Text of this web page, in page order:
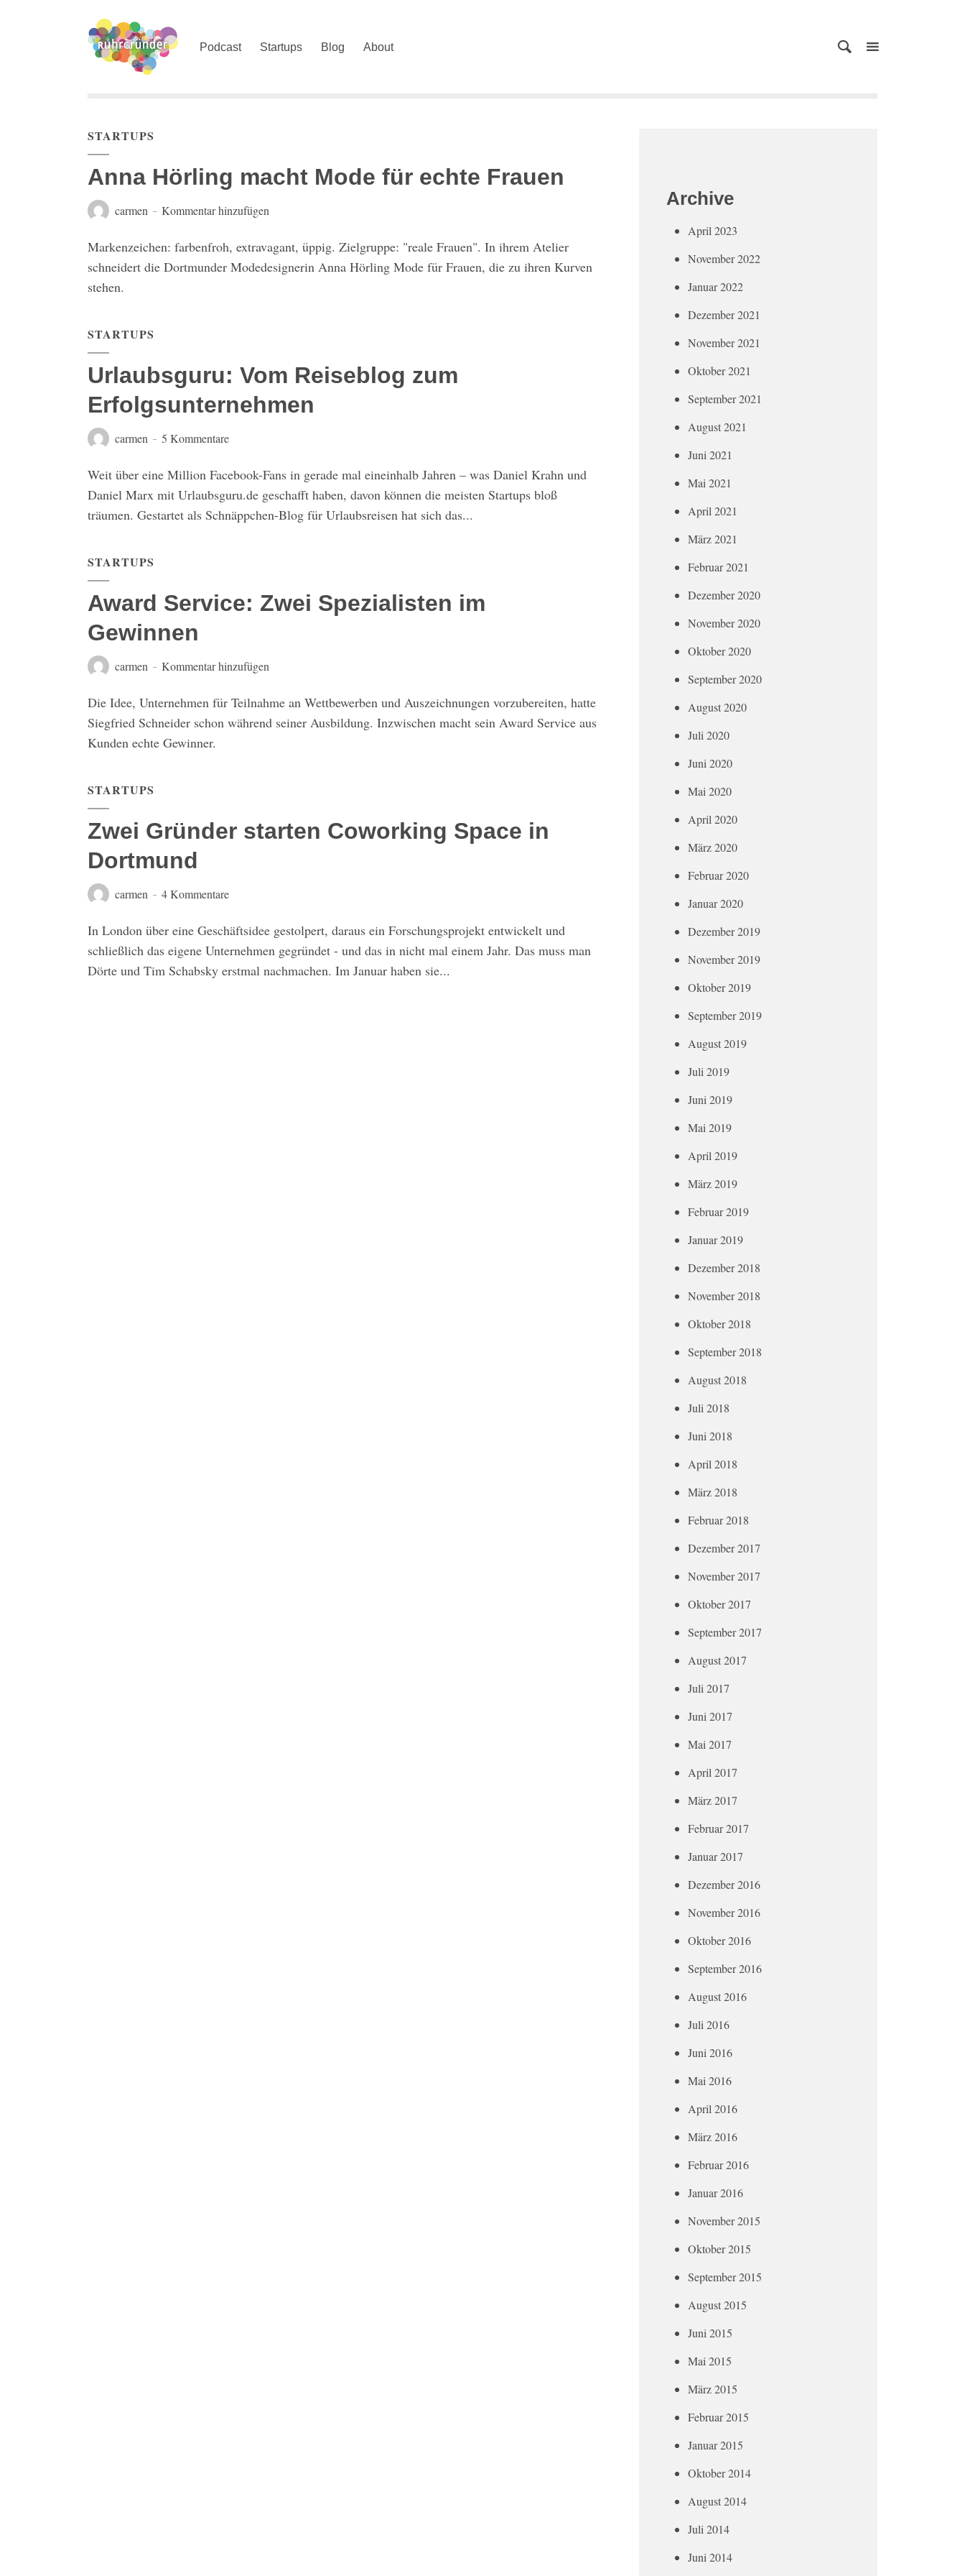
Podcast Startups Blog About
STARTUPS
Anna Hörling macht Mode für echte Frauen
carmen Kommentar hinzufügen
Markenzeichen: farbenfroh, extravagant, üppig. Zielgruppe: "reale Frauen". In ihrem Atelier
schneidert die Dortmunder Modedesignerin Anna Hörling Mode für Frauen, die zu ihren Kurven
stehen.
STARTUPS
Urlaubsguru: Vom Reiseblog zum
Erfolgsunternehmen
carmen 5 Kommentare
Weit über eine Million Facebook-Fans in gerade mal eineinhalb Jahren – was Daniel Krahn und
Daniel Marx mit Urlaubsguru.de geschafft haben, davon können die meisten Startups bloß
träumen. Gestartet als Schnäppchen-Blog für Urlaubsreisen hat sich das...
STARTUPS
Award Service: Zwei Spezialisten im
Gewinnen
carmen Kommentar hinzufügen
Die Idee, Unternehmen für Teilnahme an Wettbewerben und Auszeichnungen vorzubereiten, hatte
Siegfried Schneider schon während seiner Ausbildung. Inzwischen macht sein Award Service aus
Kunden echte Gewinner.
STARTUPS
Zwei Gründer starten Coworking Space in
Dortmund
carmen 4 Kommentare
In London über eine Geschäftsidee gestolpert, daraus ein Forschungsprojekt entwickelt und
schließlich das eigene Unternehmen gegründet - und das in nicht mal einem Jahr. Das muss man
Dörte und Tim Schabsky erstmal nachmachen. Im Januar haben sie...
Archive
April 2023
November 2022
Januar 2022
Dezember 2021
November 2021
Oktober 2021
September 2021
August 2021
Juni 2021
Mai 2021
April 2021
März 2021
Februar 2021
Dezember 2020
November 2020
Oktober 2020
September 2020
August 2020
Juli 2020
Juni 2020
Mai 2020
April 2020
März 2020
Februar 2020
Januar 2020
Dezember 2019
November 2019
Oktober 2019
September 2019
August 2019
Juli 2019
Juni 2019
Mai 2019
April 2019
März 2019
Februar 2019
Januar 2019
Dezember 2018
November 2018
Oktober 2018
September 2018
August 2018
Juli 2018
Juni 2018
April 2018
März 2018
Februar 2018
Dezember 2017
November 2017
Oktober 2017
September 2017
August 2017
Juli 2017
Juni 2017
Mai 2017
April 2017
März 2017
Februar 2017
Januar 2017
Dezember 2016
November 2016
Oktober 2016
September 2016
August 2016
Juli 2016
Juni 2016
Mai 2016
April 2016
März 2016
Februar 2016
Januar 2016
November 2015
Oktober 2015
September 2015
August 2015
Juni 2015
Mai 2015
März 2015
Februar 2015
Januar 2015
Oktober 2014
August 2014
Juli 2014
Juni 2014